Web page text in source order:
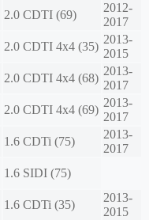
2.0 CDTI (69)
2012-
2017
2.0 CDTI 4x4 (35)
2013-
2015
2.0 CDTI 4x4 (68)
2013-
2017
2.0 CDTI 4x4 (69)
2013-
2017
1.6 CDTi (75)
2013-
2017
1.6 SIDI (75)
1.6 CDTi (35)
2013-
2015